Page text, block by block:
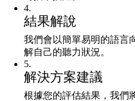
4.
結果解說
我們會以簡單易明的語言
解自己的聽力狀況。
5.
解決方案建議
根據您的評估結果，我們